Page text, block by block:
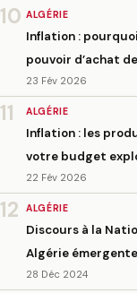
10 ALGÉRIE
Inflation :
pouvoir d’achat
23 Fév 2026
11 ALGÉRIE
Inflation : les
votre budget
22 Fév 2026
12 ALGÉRIE
Discours à la
Algérie émergente
28 Déc 2024